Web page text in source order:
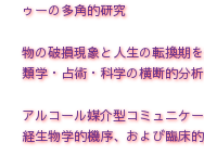
ゥーの多角的研究
物の破損現象と人生の転換期
類学・占術・科学の横断的分析
アルコール媒介型コミュニケ
経生物学的機序、および臨床